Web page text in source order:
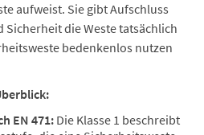
aufweist. Sie gibt Aufschluss
Sicherheit die Weste tatsächlich
bedenkenlos nutzen
EN 471: Die Klasse 1 beschreibt